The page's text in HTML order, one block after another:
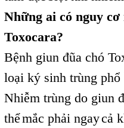
Những ai có nguy
Toxocara?
Bệnh giun đũa chó
loại ký sinh trùng phổ
Nhiễm trùng do giun
thểmắc phải ngay,cả